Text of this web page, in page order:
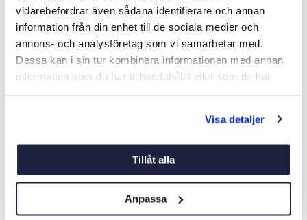
vidarebefordrar även sådana identifierare och annan
information från din enhet till de sociala medier och
annons- och analysföretag som vi samarbetar med.
Dessa kan i sin tur kombinera informationen med annan
information som du har tillhandahållit eller som de har
Visa detaljer
Tillåt alla
Anpassa
Art nr: 04575
379 kr
Art nr: 22601
249 kr
Liknande produkter
-17%